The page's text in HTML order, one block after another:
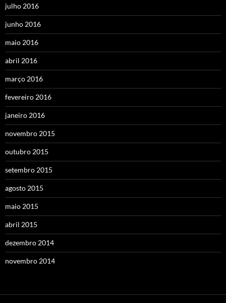
julho 2016
junho 2016
maio 2016
abril 2016
março 2016
fevereiro 2016
janeiro 2016
novembro 2015
outubro 2015
setembro 2015
agosto 2015
maio 2015
abril 2015
dezembro 2014
novembro 2014